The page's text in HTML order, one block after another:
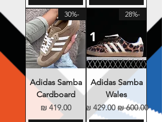
-28%
Adidas Samba
Wales
מחיר רגילמחיר מבצע
-30%
Adidas Samba
Cardboard
מחיר‏419.00 ‏₪